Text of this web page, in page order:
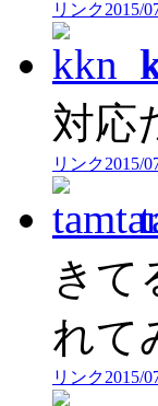
リンク2015/
対応
リンク2015/
きて
れて
リンク2015/